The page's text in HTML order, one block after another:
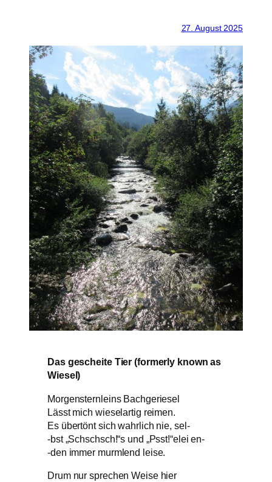
27. August 2025
Das gescheite Tier (formerly known as
Wiesel)
Morgensternleins Bachgeriesel
Lässt mich wieselartig reimen.
Es übertönt sich wahrlich nie, sel-
-bst „Schschsch!“s und „Psst!“elei en-
-den immer murmlend leise.
Drum nur sprechen Weise hier